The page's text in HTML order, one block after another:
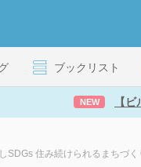
ブックリスト
NEW 【
SDGs 住み続けられるまちづ